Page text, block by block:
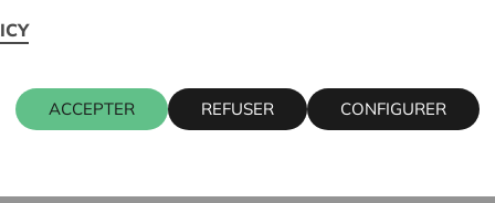
9470 DENDERLEEUW
ACCEPTER REFUSER CONFIGURER